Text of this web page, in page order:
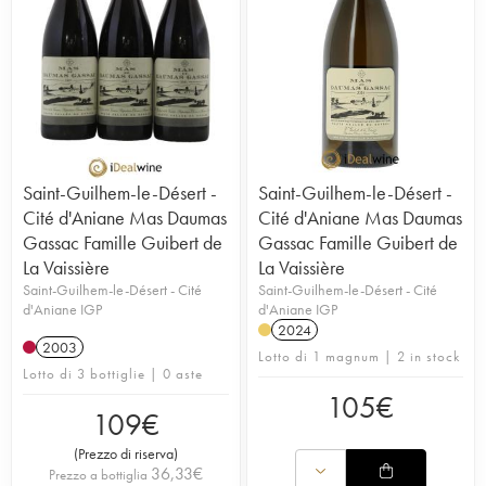
Saint-Guilhem-le-Désert -
Cité d'Aniane Mas Daumas
Gassac Famille Guibert de
La Vaissière
Saint-Guilhem-le-Désert - Cité
d'Aniane IGP
2003
Lotto di 3 bottiglie | 0 aste
109€
(Prezzo di riserva)
Prezzo a bottiglia 36,33€
Saint-Guilhem-le-Désert -
Cité d'Aniane Mas Daumas
Gassac Famille Guibert de
La Vaissière
Saint-Guilhem-le-Désert - Cité
d'Aniane IGP
2024
Lotto di 1 magnum | 2 in stock
105€